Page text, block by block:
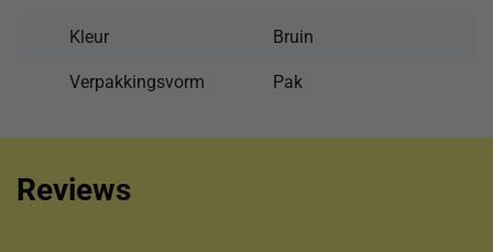
Kleur Bruin
Verpakkingsvorm Pak
Reviews